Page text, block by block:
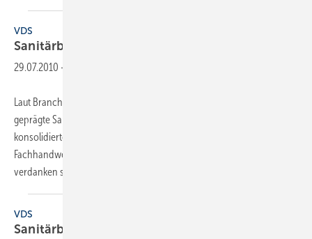
VDS
Sanitärbranche hat die Krise gut
29.07.2010 -
Laut Branchenbericht des ifo-Instituts hat die mittelständisch
geprägte Sanitärbranche das Krisenjahr 2009 gut gemeistert. Der
konso­lidierte Gesamtumsatz von Industrie, Fachhandel und
Fachhandwerk sank lediglich um 3 % auf 16,1 Milliarden Euro. Zu
verdanken sei das dem soliden
VDS
Sanitärbranche hat die Krise gut